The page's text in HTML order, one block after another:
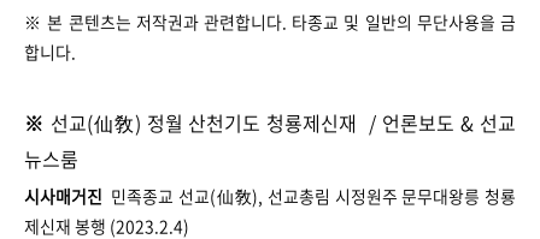
※ 본 콘텐츠는 저작권과 관련합니다. 타종교 및 일반의 무단사용을 금
합니다.
※ 선교(仙敎) 정월 산천기도 청룡제신재 / 언론보도 & 선교
뉴스룸
시사매거진 민족종교 선교(仙敎), 선교총림 시정원주 문무대왕릉 청룡
제신재 봉행 (2023.2.4)